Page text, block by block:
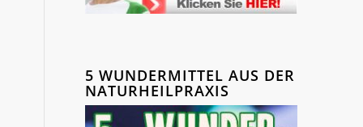
5 WUNDERMITTEL AUS DER
NATURHEILPRAXIS